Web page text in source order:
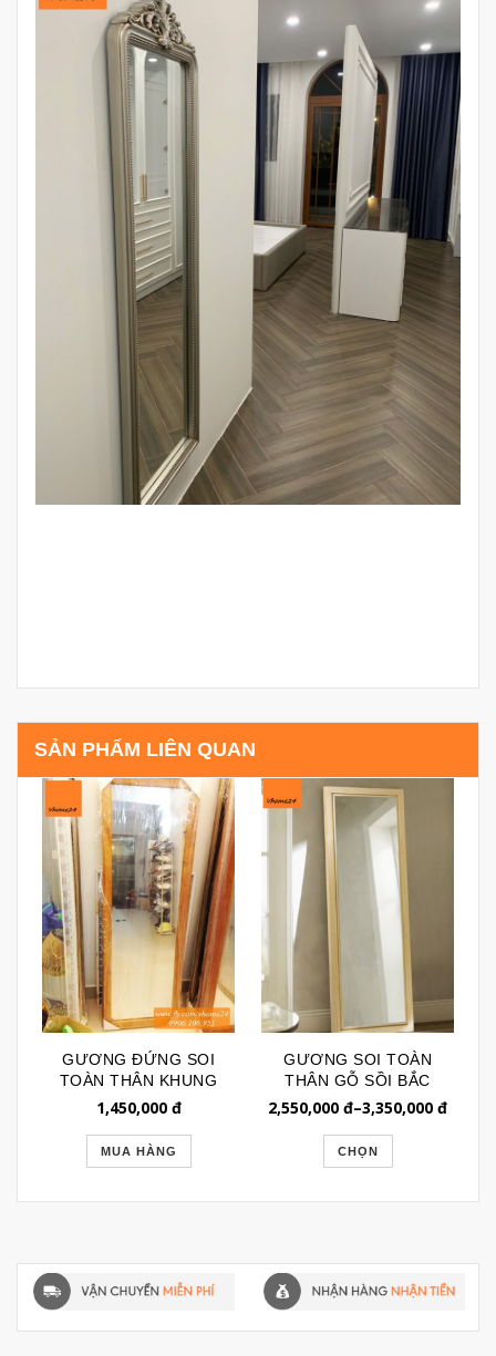
SẢN PHẨM LIÊN QUAN
GƯƠNG ĐỨNG SOI
TOÀN THÂN KHUNG
GỖ TỰ NHIÊN
1,450,000đ
MUA HÀNG
GƯƠNG SOI TOÀN
THÂN GỖ SỒI BẮC
MỸ NHẬP KHẨU
2,550,000 đ–3,350,000 đ
CHỌN